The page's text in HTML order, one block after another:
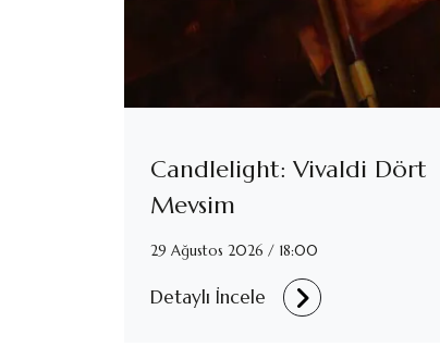
Candlelight: Vivaldi Dört
Mevsim
29 Ağustos 2026 / 18:00
Detaylı İncele